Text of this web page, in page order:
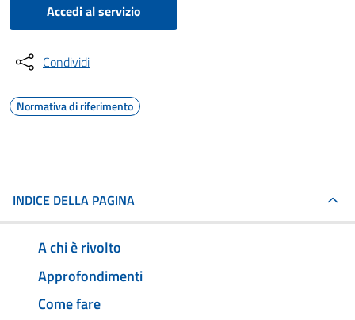
Accedi al servizio
Condividi
Normativa di riferimento
INDICE DELLA PAGINA
A chi è rivolto
Approfondimenti
Come fare